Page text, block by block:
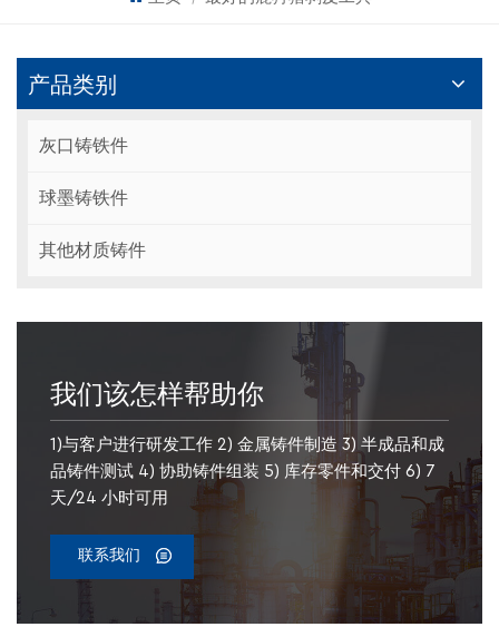
产品类别
灰口铸铁件
球墨铸铁件
其他材质铸件
我们该怎样帮助你
1)与客户进行研发工作 2) 金属铸件制造 3) 半成品和成
品铸件测试 4) 协助铸件组装 5) 库存零件和交付 6) 7
天/24 小时可用
联系我们